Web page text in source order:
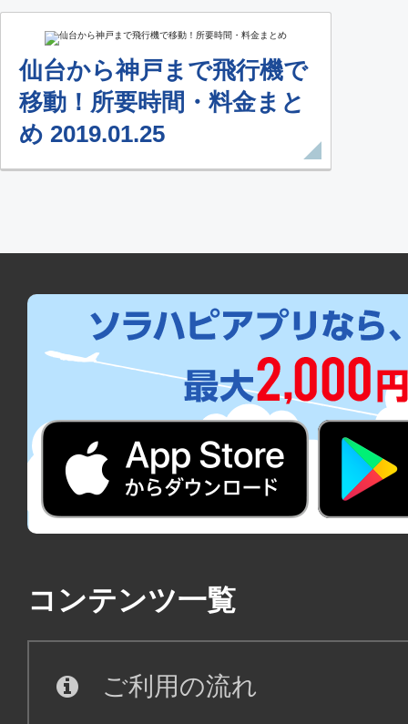
仙台から神戸まで飛行機で
移動！所要時間・料金まと
め 2019.01.25
コンテンツ一覧
ご利用の流れ